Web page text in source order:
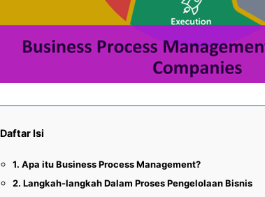
Daftar Isi
Apa itu Business Process Management?
Langkah-langkah Dalam Proses Pengelolaan Bisnis